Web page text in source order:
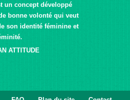
un concept développé
bonne volonté qui veut
son identité féminine et
ATTITUDE